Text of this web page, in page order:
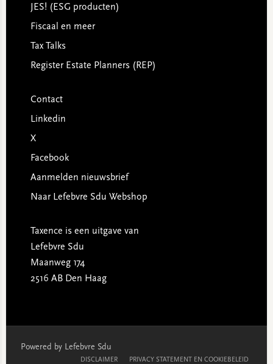
JES! (ESG producten)
Fiscaal en meer
Tax Talks
Register Estate Planners (REP)
Contact
Linkedin
X
Facebook
Aanmelden nieuwsbrief
Naar Lefebvre Sdu Webshop
Taxence is een uitgave van
Lefebvre Sdu
Maanweg 174
2516 AB Den Haag
Powered by Lefebvre Sdu
DISCLAIMER PRIVACY STATEMENT EN COOKIEBELEID